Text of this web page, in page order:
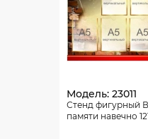
Модель: 23011
Стенд фигурный
памяти навечно